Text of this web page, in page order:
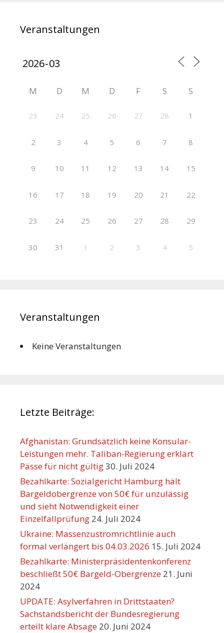
Veranstaltungen
M D M D F S S
23 24 25 26 27 28 1
2 3 4 5 6 7 8
9 10 11 12 13 14 15
16 17 18 19 20 21 22
23 24 25 26 27 28 29
30 31 1 2 3 4 5
Veranstaltungen
Keine Veranstaltungen
Letzte Beiträge:
Afghanistan: Grundsätzlich keine Konsular-
Leistungen mehr. Taliban-Regierung erklärt
Pässe für nicht gültig30. Juli 2024
Bezahlkarte: Sozialgericht Hamburg hält
Bargeldobergrenze von 50€ für unzulässig
und sieht Notwendigkeit einer
Einzelfallprüfung 24. Juli 2024
Ukraine: Massenzustromrichtlinie auch
formal verlängert bis 04.03.2026 15. Juli 2024
Bezahlkarte: Ministerpräsidentenkonferenz
beschließt 50€ Bargeld-Obergrenze 21. Juni
2024
UPDATE: Asylverfahren in Drittstaaten?
Sachstandsbericht der Bundesregierung
erteilt klare Absage 20. Juni 2024